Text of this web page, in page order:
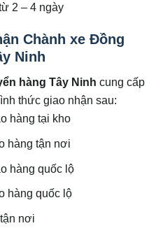
2 – 4 ngày
Chành xe Đồng
Ninh
hàng Tây Ninh cung cấp
thức giao nhận sau:
hàng tại kho
hàng tận nơi
hàng quốc lộ
hàng quốc lộ
nơi